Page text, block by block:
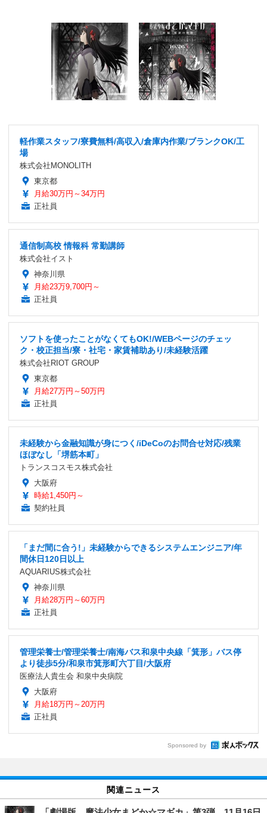
軽作業スタッフ/寮費無料/高収入/倉庫内作業/ブランクOK/工
場
株式会社MONOLITH
東京都
月給30万円～34万円
正社員
通信制高校 情報科 常勤講師
株式会社イスト
神奈川県
月給23万9,700円～
正社員
ソフトを使ったことがなくてもOK!/WEBページのチェッ
ク・校正担当/寮・社宅・家賃補助あり/未経験活躍
株式会社RIOT GROUP
東京都
月給27万円～50万円
正社員
未経験から金融知識が身につく/iDeCoのお問合せ対応/残業
ほぼなし「堺筋本町」
トランスコスモス株式会社
大阪府
時給1,450円～
契約社員
「まだ間に合う!」未経験からできるシステムエンジニア/年
間休日120日以上
AQUARIUS株式会社
神奈川県
月給28万円～60万円
正社員
管理栄養士/管理栄養士/南海バス和泉中央線「箕形」バス停
より徒歩5分/和泉市箕形町六丁目/大阪府
医療法人貴生会 和泉中央病院
大阪府
月給18万円～20万円
正社員
Sponsored by
関連ニュース